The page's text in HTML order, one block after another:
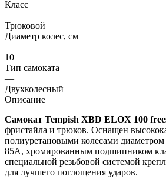
Класс
—
Трюковой
Диаметр колес, см
—
10
Тип самоката
—
Двухколесный
Описание
Самокат Tempish XBD ELOX 100
фристайла и трюков. Оснащен
полиуретановыми колесами
85A, хромированным подшипником
специальной резьбовой системой
для лучшего поглощения ударов.